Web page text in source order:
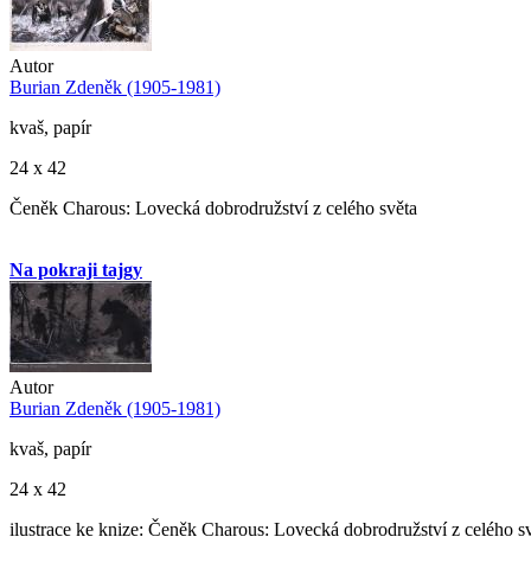
Autor
Burian Zdeněk (1905-1981)
kvaš, papír
24 x 42
Čeněk Charous: Lovecká dobrodružství z celého světa
Na pokraji tajgy
Autor
Burian Zdeněk (1905-1981)
kvaš, papír
24 x 42
ilustrace ke knize: Čeněk Charous: Lovecká dobrodružství z celého